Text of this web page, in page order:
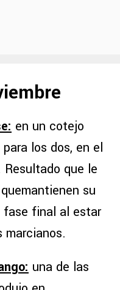
en un cotejo
los dos, en el
que le
su
final al estar
marcianos.
una de las